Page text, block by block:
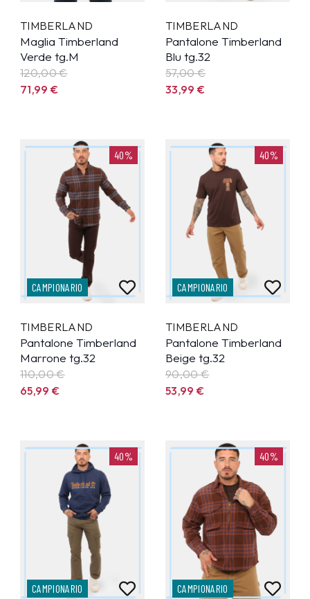
TIMBERLAND
Maglia Timberland
Verde tg.M
120,00 €
71,99€
TIMBERLAND
Pantalone Timberland
Blu tg.32
57,00 €
33,99€
40%
CAMPIONARIO
TIMBERLAND
Pantalone Timberland
Marrone tg.32
110,00 €
65,99€
40%
CAMPIONARIO
TIMBERLAND
Pantalone Timberland
Beige tg.32
90,00 €
53,99€
40%
CAMPIONARIO
40%
CAMPIONARIO